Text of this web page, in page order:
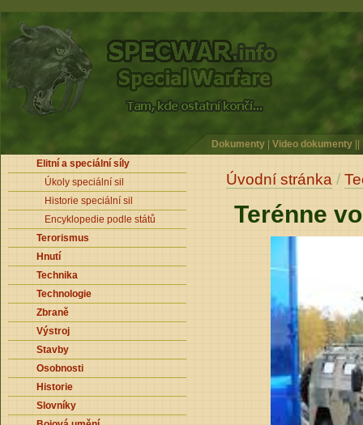
Dokumenty Video dokumenty
Elitní a speciální síly
Úkoly speciální sil
Historie speciální sil
Encyklopedie podle států
Terorismus
Hnutí
Technika
Technologie
Zbraně
Výstroj
Stavby
Osobnosti
Historie
Slovníky
Úvodní stránka /
Terénne